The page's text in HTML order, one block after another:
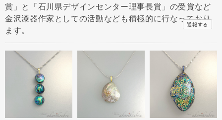
賞」と「石川県デザインセンター理事長賞」の受賞など
金沢漆器作家としての活動なども積極的に行なっており
ます。
通報する